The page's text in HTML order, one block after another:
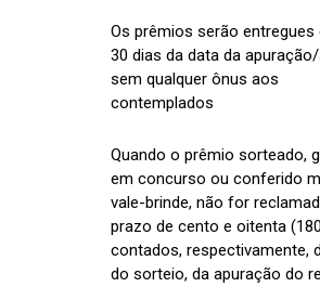
Os prêmios serão entregues
30 dias da data da
sem qualquer ônus aos
contemplados
Quando o prêmio sorteado,
em concurso ou conferido
vale-brinde, não for
prazo de cento e oitenta
contados, respectivamente,
do sorteio, da apuração do